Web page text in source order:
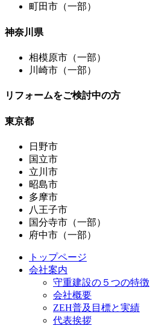
町田市（一部）
神奈川県
相模原市（一部）
川崎市（一部）
リフォームをご検討中の方
東京都
日野市
国立市
立川市
昭島市
多摩市
八王子市
国分寺市（一部）
府中市（一部）
トップページ
会社案内
守重建設の５つの特徴
会社概要
ZEH普及目標と実績
代表挨拶